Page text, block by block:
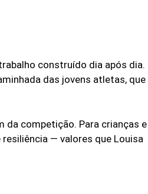
construído dia após dia.
das jovens atletas, que
da competição. Para crianças e
— valores que Louisa